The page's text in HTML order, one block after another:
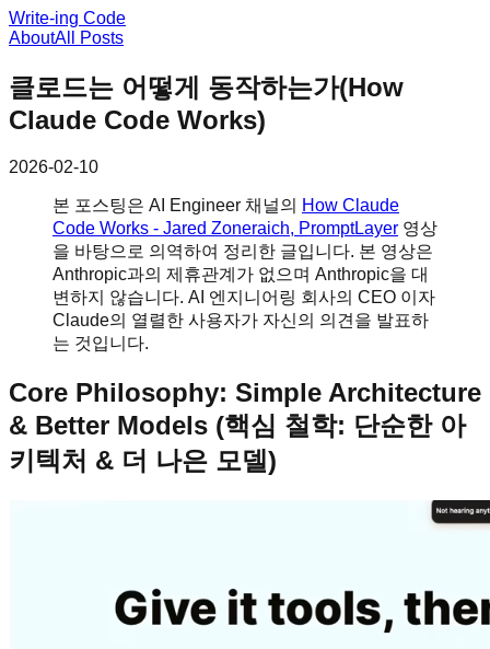
Write-ing Code
AboutAll Posts
클로드는 어떻게 동작하는가(How
Claude Code Works)
2026-02-10
본 포스팅은 AI Engineer 채널의 How Claude
Code Works - Jared Zoneraich, PromptLayer 영상
을 바탕으로 의역하여 정리한 글입니다. 본 영상은
Anthropic과의 제휴관계가 없으며 Anthropic을 대
변하지 않습니다. AI 엔지니어링 회사의 CEO 이자
Claude의 열렬한 사용자가 자신의 의견을 발표하
는 것입니다.
Core Philosophy: Simple Architecture
& Better Models (핵심 철학: 단순한 아
키텍처 & 더 나은 모델)